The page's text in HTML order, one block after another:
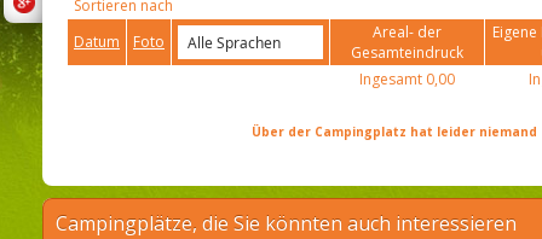
Sortieren nach
Datum
Foto
Areal- der
Gesamteindruck
Ingesamt 0,00
Über der Campingplatz hat leider
Campingplätze, die Sie könnten auch interessieren